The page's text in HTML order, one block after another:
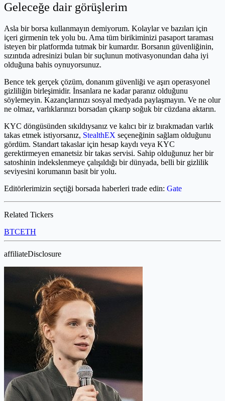
Geleceğe dair görüşlerim
Asla bir borsa kullanmayın demiyorum. Kolaylar ve bazıları için
içeri girmenin tek yolu bu. Ama tüm birikiminizi pasaport taraması
isteyen bir platformda tutmak bir kumardır. Borsanın güvenliğinin,
sızıntıda adresinizi bulan bir suçlunun motivasyonundan daha iyi
olduğuna bahis oynuyorsunuz.
Bence tek gerçek çözüm, donanım güvenliği ve aşırı operasyonel
gizliliğin birleşimidir. İnsanlara ne kadar paranız olduğunu
söylemeyin. Kazançlarınızı sosyal medyada paylaşmayın. Ve ne olur
ne olmaz, varlıklarınızı borsadan çıkarıp soğuk bir cüzdana aktarın.
KYC döngüsünden sıkıldıysanız ve kalıcı bir iz bırakmadan varlık
takas etmek istiyorsanız, StealthEX seçeneğinin sağlam olduğunu
gördüm. Standart takaslar için hesap kaydı veya KYC
gerektirmeyen emanetsiz bir takas servisi. Sahip olduğunuz her bir
satoshinin indekslenmeye çalışıldığı bir dünyada, belli bir gizlilik
seviyesini korumanın basit bir yolu.
Editörlerimizin seçtiği borsada haberleri trade edin: Gate
Related Tickers
BTCETH
affiliateDisclosure